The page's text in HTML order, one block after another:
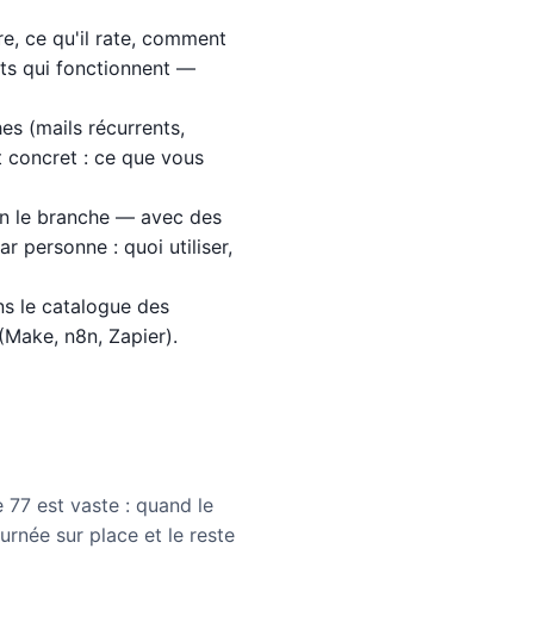
ce qu'il rate, comment
qui fonctionnent —
(mails récurrents,
concret : ce que vous
le branche — avec des
personne : quoi utiliser,
le catalogue des
n8n, Zapier).
77 est vaste : quand le
sur place et le reste